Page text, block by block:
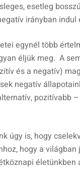
esetleg
irányban indul
egynél több
éljük meg. A
és a negatív)
negatív
úgy is, hogy
hogy a